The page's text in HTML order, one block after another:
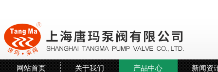
网站首页 关于我们 产品中心 新闻资